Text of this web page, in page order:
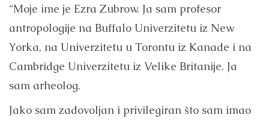
“Moje ime je Ezra Zubrow. Ja sam profesor
antropologije na Buffalo Univerzitetu iz New
Yorka, na Univerzitetu u Torontu iz Kanade i na
Cambridge Univerzitetu iz Velike Britanije. Ja
sam arheolog.
Jako sam zadovoljan i privilegiran što sam imao